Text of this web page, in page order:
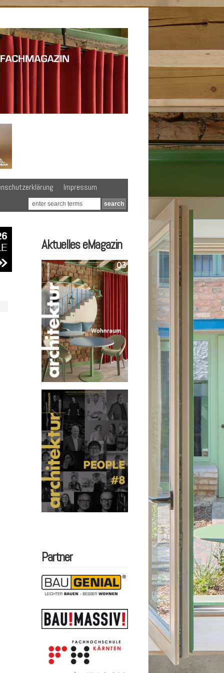
Impressum
Aktuelles eMagazin
Partner